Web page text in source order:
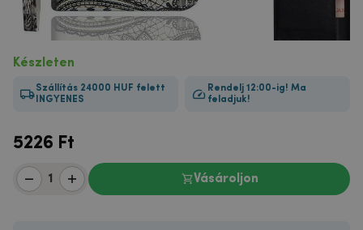
Készleten
Szállítás 24000 HUF felett
INGYENES
Rendelj 12:00-ig! Ma
feladjuk!
5226 Ft
Vásároljon